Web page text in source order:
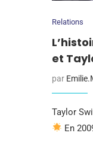
Relations
et
par
Taylor
En